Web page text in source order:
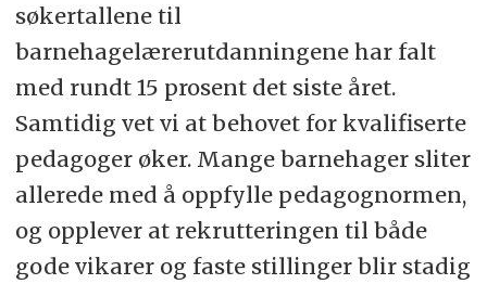
søkertallene til
barnehagelærerutdanningene har falt
med rundt 15 prosent det siste året.
Samtidig vet vi at behovet for kvalifiserte
pedagoger øker. Mange barnehager sliter
allerede med å oppfylle pedagognormen,
og opplever at rekrutteringen til både
gode vikarer og faste stillinger blir stadig